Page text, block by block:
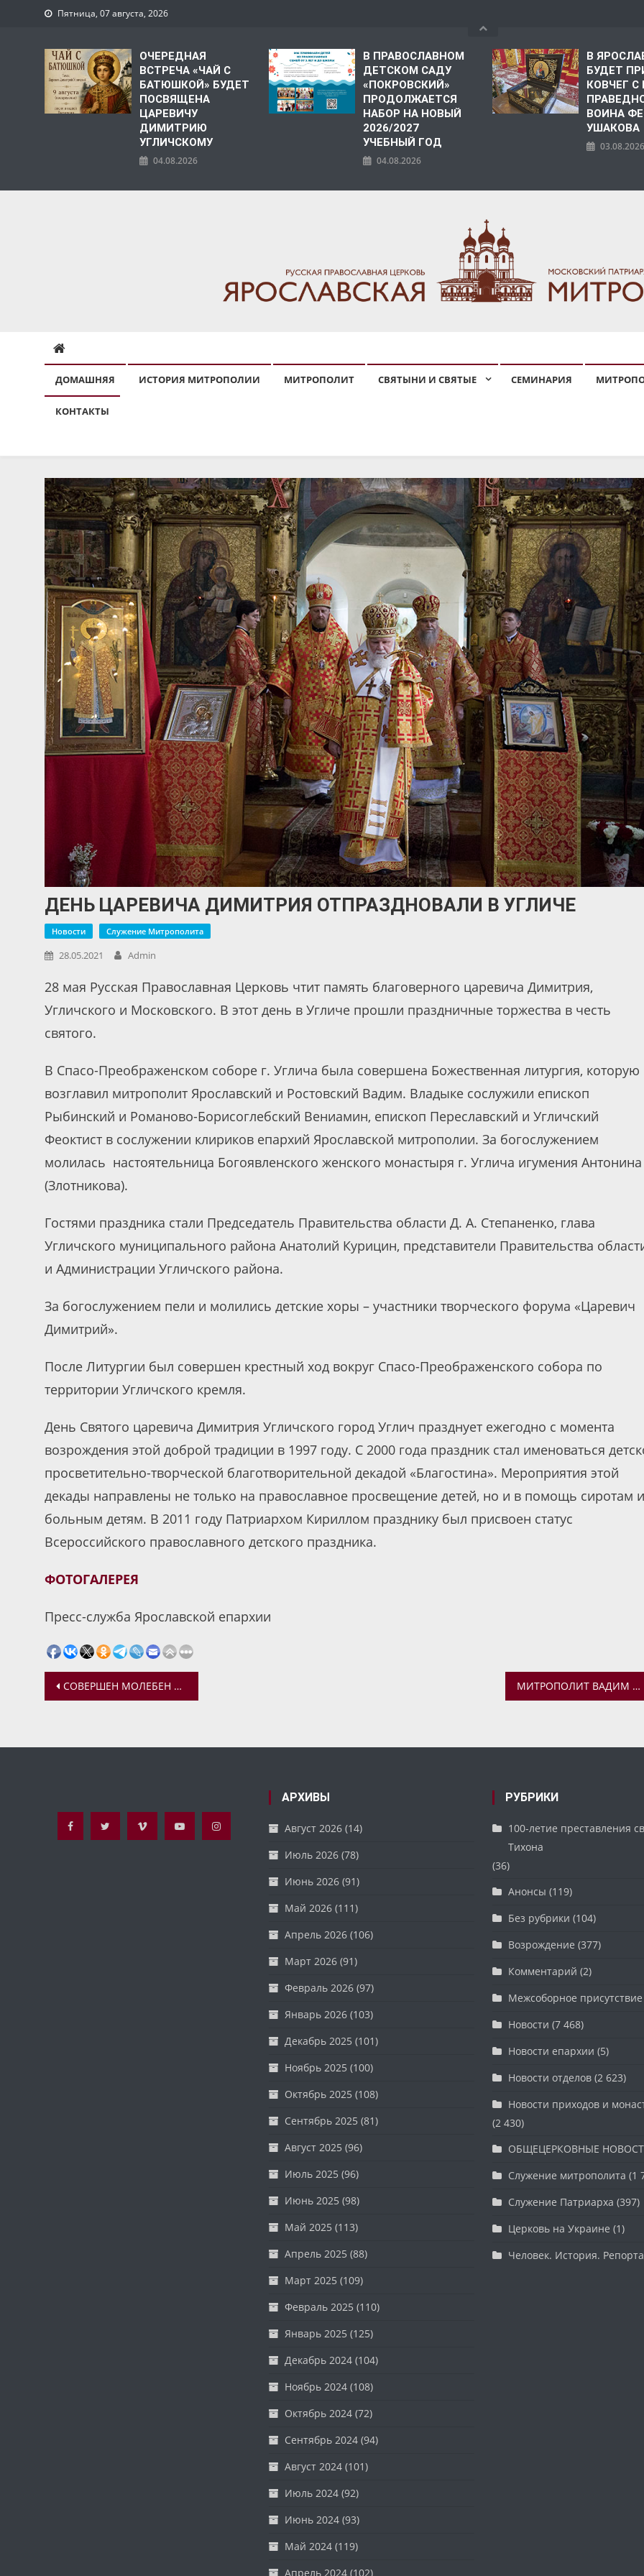
Пятница, 07 августа, 2026
ОЧЕРЕДНАЯ
ВСТРЕЧА «ЧАЙ С
БАТЮШКОЙ» БУДЕТ
ПОСВЯЩЕНА
ЦАРЕВИЧУ
ДИМИТРИЮ
УГЛИЧСКОМУ
04.08.2026
В ПРАВОСЛАВНОМ
ДЕТСКОМ САДУ
«ПОКРОВСКИЙ»
ПРОДОЛЖАЕТСЯ
НАБОР НА НОВЫЙ
2026/2027
УЧЕБНЫЙ ГОД
04.08.2026
В
БУДЕТ
КОВЧЕГ
ВОИНА
УШАКОВА
ДОМАШНЯЯ ИСТОРИЯ МИТРОПОЛИИ МИТРОПОЛИТ СВЯТЫНИ И СВЯТЫЕ СЕМИНАРИЯ
КОНТАКТЫ
ДЕНЬ ЦАРЕВИЧА ДИМИТРИЯ ОТПРАЗДНОВАЛИ В УГЛИЧЕ
Новости Служение Митрополита
28.05.2021 Admin
28 мая Русская Православная Церковь чтит память благоверного царевича Димитрия,
Угличского и Московского. В этот день в Угличе прошли праздничные торжества в честь
святого.
В Спасо-Преображенском соборе г. Углича была совершена Божественная литургия, которую
возглавил митрополит Ярославский и Ростовский Вадим. Владыке сослужили епископ
Рыбинский и Романово-Борисоглебский Вениамин, епископ Переславский и Угличский
Феоктист в сослужении клириков епархий Ярославской митрополии. За богослужением
молилась настоятельница Богоявленского женского монастыря г. Углича игумения Антонина
(Злотникова).
Гостями праздника стали Председатель Правительства области Д. А. Степаненко, глава
Угличского муниципального района Анатолий Курицин, представители Правительства
и Администрации Угличского района.
За богослужением пели и молились детские хоры – участники творческого форума «Царевич
Димитрий».
После Литургии был совершен крестный ход вокруг Спасо-Преображенского собора по
территории Угличского кремля.
День Святого царевича Димитрия Угличского город Углич празднует ежегодно с момента
возрождения этой доброй традиции в 1997 году. С 2000 года праздник стал именоваться
просветительно-творческой благотворительной декадой «Благостина». Мероприятия этой
декады направлены не только на православное просвещение детей, но и в помощь сиротам и
больным детям. В 2011 году Патриархом Кириллом празднику был присвоен статус
Всероссийского православного детского праздника.
ФОТОГАЛЕРЕЯ
Пресс-служба Ярославской епархии
Навигация
записям
СОВЕРШЕН МОЛЕБЕН ПЕРЕД СПАСО-ЯРОСЛАВСКОЙ ИКОНОЙ БОЖИЕЙ МАТЕРИ МИТРОПОЛИТ ВАДИМ ПОСЕТИЛ АЛЕКСИЕВСКИЙ ЖЕНСКИЙ МОНАСТЫРЬ Г. УГЛИЧА
АРХИВЫ
Август 2026(14)
Июль 2026(78)
Июнь 2026(91)
Май 2026(111)
Апрель 2026(106)
Март 2026(91)
Февраль 2026(97)
Январь 2026(103)
Декабрь 2025 (101)
Ноябрь 2025 (100)
Октябрь 2025 (108)
Сентябрь 2025 (81)
Август 2025 (96)
Июль 2025 (96)
Июнь 2025 (98)
Май 2025 (113)
Апрель 2025 (88)
Март 2025 (109)
Февраль 2025 (110)
Январь 2025 (125)
Декабрь 2024(104)
Ноябрь 2024(108)
Октябрь 2024(72)
Сентябрь 2024(94)
Август 2024(101)
Июль 2024(92)
Июнь 2024(93)
Май 2024(119)
Апрель 2024(102)
РУБРИКИ
100-летие преставления
Тихона
(36)
Анонсы (119)
Без рубрики (104)
Возрождение (377)
Комментарий (2)
Межсоборное присутствие
Новости (7 468)
Новости епархии (5)
Новости отделов(2 623)
Новости приходов и
(2 430)
ОБЩЕЦЕРКОВНЫЕ
Служение митрополита (1
Служение Патриарха (397)
Церковь на Украине (1)
Человек. История.